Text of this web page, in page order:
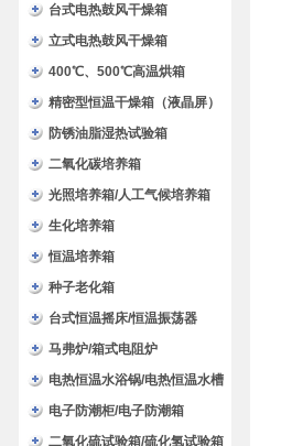
台式电热鼓风干燥箱
立式电热鼓风干燥箱
400℃、500℃高温烘箱
精密型恒温干燥箱（液晶屏）
防锈油脂湿热试验箱
二氧化碳培养箱
光照培养箱/人工气候培养箱
生化培养箱
恒温培养箱
种子老化箱
台式恒温摇床/恒温振荡器
马弗炉/箱式电阻炉
电热恒温水浴锅/电热恒温水槽
电子防潮柜/电子防潮箱
二氧化硫试验箱/硫化氢试验箱